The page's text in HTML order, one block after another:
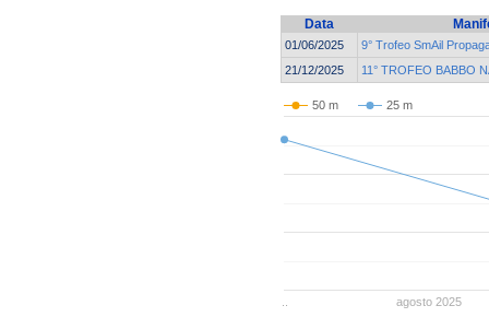
Data
01/06/2025
9° Trofeo SmAil
21/12/2025
11° TROFEO BABBO
50 m 25 m
agosto 2025